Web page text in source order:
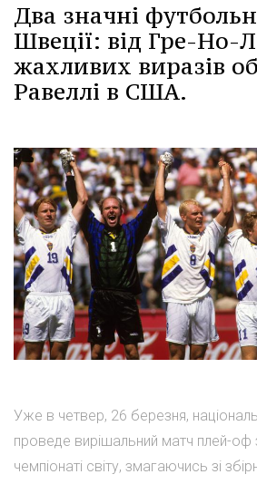
Два значні
Швеції: від Гре-Но-
жахливих виразів
Равеллі в США.
Уже в четвер, 26 березня,
проведе вирішальний матч плей-оф
чемпіонаті світу, змагаючись зі